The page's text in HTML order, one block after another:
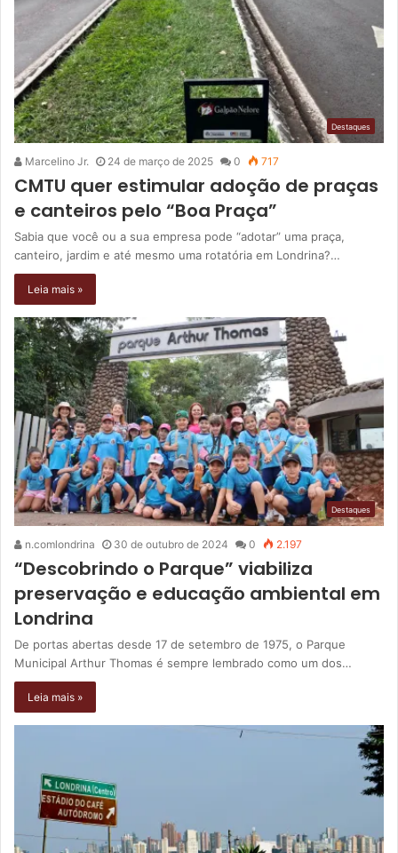
Destaques
Marcelino Jr. 24 de março de 2025 0 717
CMTU quer estimular adoção de praças
e canteiros pelo “Boa Praça”
Sabia que você ou a sua empresa pode “adotar” uma praça,
canteiro, jardim e até mesmo uma rotatória em Londrina?…
Leia mais »
Destaques
n.comlondrina 30 de outubro de 2024 0 2.197
“Descobrindo o Parque” viabiliza
preservação e educação ambiental em
Londrina
De portas abertas desde 17 de setembro de 1975, o Parque
Municipal Arthur Thomas é sempre lembrado como um dos…
Leia mais »